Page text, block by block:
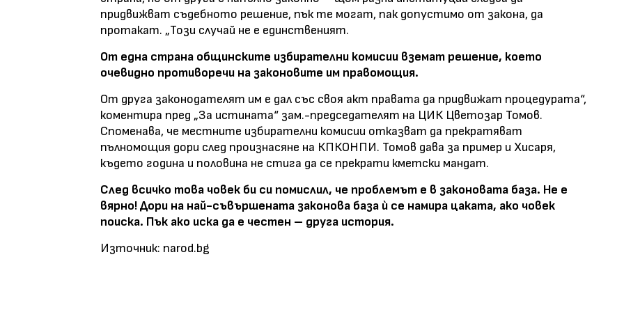
придвижват съдебното решение, пък те могат, пак допустимо от закона, да
протакат. „Този случай не е единственият.
От една страна общинските избирателни комисии вземат решение, което
очевидно противоречи на законовите им правомощия.
От друга законодателят им е дал със своя акт правата да придвижат процедурата“,
коментира пред „За истината“ зам.-председателят на ЦИК Цветозар Томов.
Споменава, че местните избирателни комисии отказват да прекратяват
пълномощия дори след произнасяне на КПКОНПИ. Томов дава за пример и Хисаря,
където година и половина не стига да се прекрати кметски мандат.
След всичко това човек би си помислил, че проблемът е в законовата база. Не е
вярно! Дори на най-съвършената законова база ѝ се намира цаката, ако човек
поиска. Пък ако иска да е честен – друга история.
Източник: narod.bg